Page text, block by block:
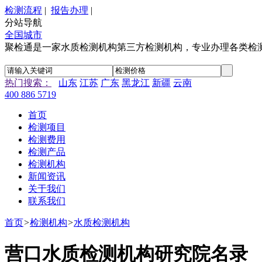
检测流程 | 报告办理 |
分站导航
全国城市
聚检通是一家水质检测机构第三方检测机构，专业办理各类检
热门搜索： 山东 江苏 广东 黑龙江 新疆 云南
400 886 5719
首页
检测项目
检测费用
检测产品
检测机构
新闻资讯
关于我们
联系我们
首页>检测机构>水质检测机构
营口水质检测机构研究院名录